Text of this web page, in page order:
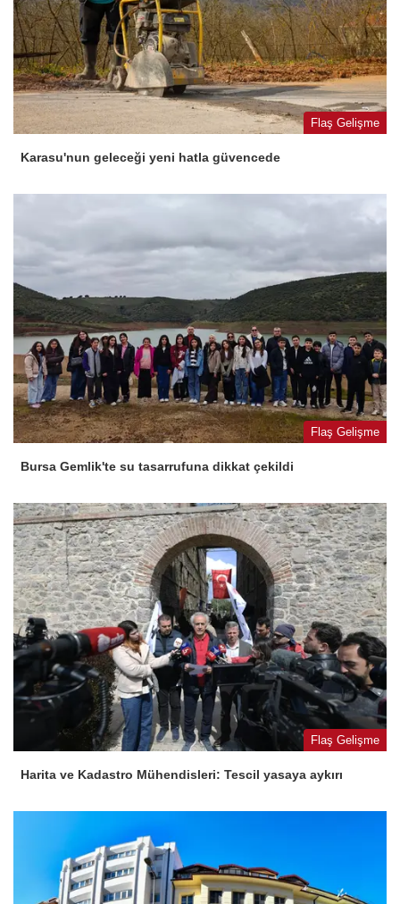
Flaş Gelişme
Karasu'nun geleceği yeni hatla güvencede
Flaş Gelişme
Bursa Gemlik'te su tasarrufuna dikkat çekildi
Flaş Gelişme
Harita ve Kadastro Mühendisleri: Tescil yasaya aykırı